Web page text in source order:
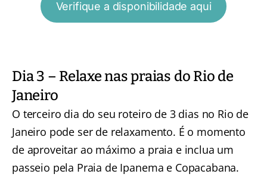
Verifique a disponibilidade aqui
Dia 3 – Relaxe nas praias do Rio de
Janeiro
O terceiro dia do seu roteiro de 3 dias no Rio de
Janeiro pode ser de relaxamento. É o momento
de aproveitar ao máximo a praia e inclua um
passeio pela Praia de Ipanema e Copacabana.